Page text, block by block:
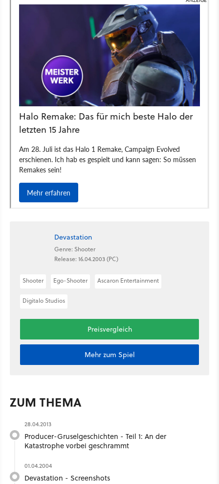
Devastation
Genre: Shooter
Release: 16.04.2003 (PC)
Shooter Ego-Shooter Ascaron Entertainment
Digitalo Studios
Preisvergleich
Mehr zum Spiel
ZUM THEMA
28.04.2013
Producer-Gruselgeschichten - Teil 1: An der
Katastrophe vorbei geschrammt
01.04.2004
Devastation - Screenshots